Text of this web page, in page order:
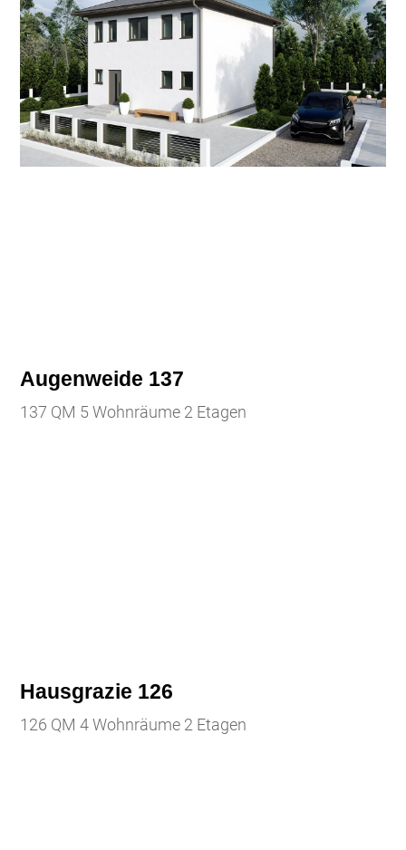
Augenweide 137
137 QM 5 Wohnräume 2 Etagen
Hausgrazie 126
126 QM 4 Wohnräume 2 Etagen